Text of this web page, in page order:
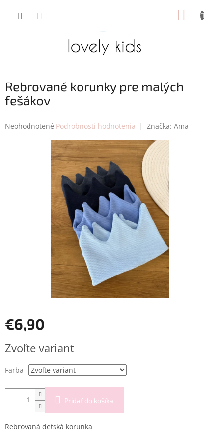
Rebrované korunky pre malých
fešákov
Priemerné
Neohodnotené Podrobnosti hodnotenia Značka: Ama
€6,90
cena:
Zvoľte variant
Farba
Pridať do košíka
Rebrovaná detská korunka